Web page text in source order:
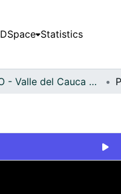
Statistics
FFDO - Valle del Cauca - Patrimonial